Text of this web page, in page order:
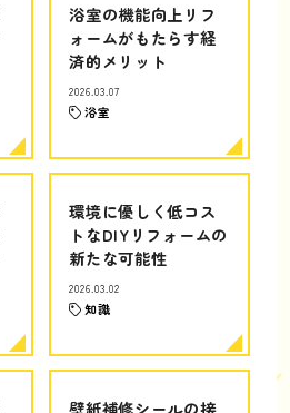
浴室の機能向上リフ
ォームがもたらす経
済的メリット
2026.03.07
浴室
環境に優しく低コス
トなDIYリフォームの
新たな可能性
2026.03.02
知識